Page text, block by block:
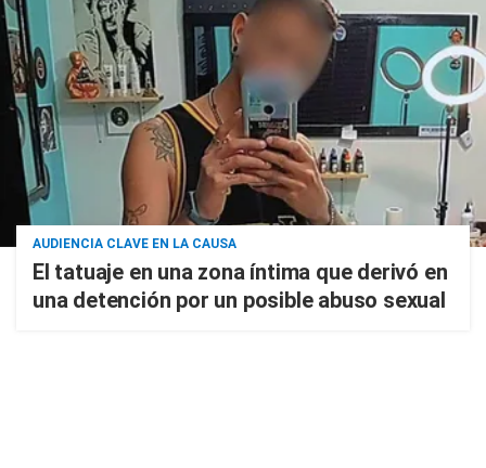
AUDIENCIA CLAVE EN LA CAUSA
El tatuaje en una zona íntima que derivó en
una detención por un posible abuso sexual